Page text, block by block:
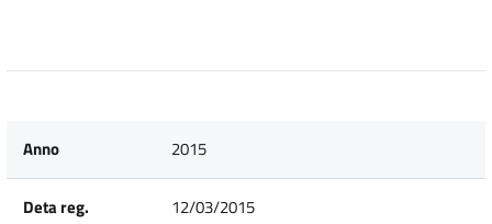
Anno 2015
Deta reg. 12/03/2015